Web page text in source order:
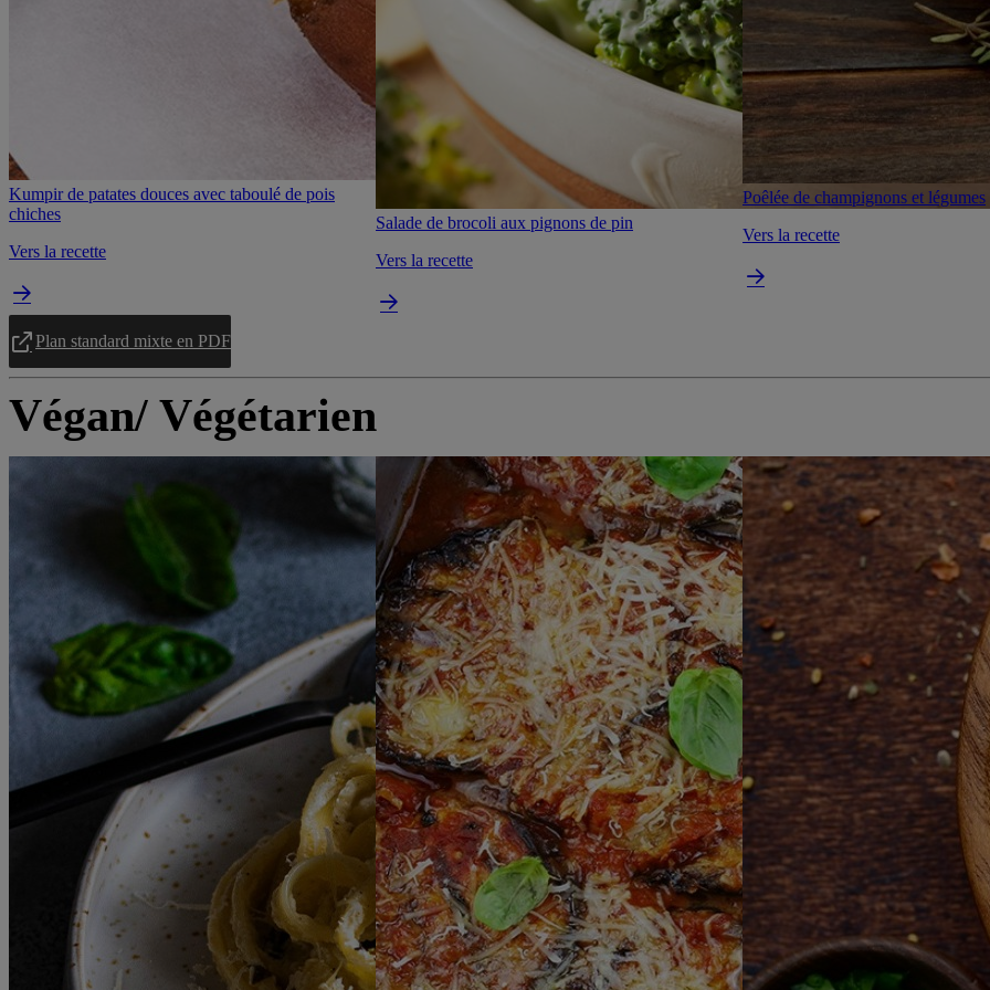
Kumpir de patates douces avec taboulé de pois
chiches
Vers la recette
Salade de brocoli aux pignons de pin
Vers la recette
Poêlée de champignons et légumes
Vers la recette
Plan standard mixte en PDF
Végan/ Végétarien